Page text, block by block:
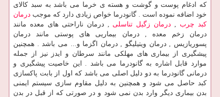
که ادغام پوست و گوشت و هسته ی خرما می باشد به سبد کالای
خود اضافه نموده است . گانودرما خواص زیادی دارد که موجب درمان
کبد چرب
درمان زگیل تناسلی , درمان ناراحتی های معده مانند
درمان زخم معده , درمان بیماریی های پوستی مانند درمان
پسوریازیس , درمان ویتیلیگو , درمان اگزما و... می باشد . همچنین
پیشگیری از بیماری های مهلکی مانند سرطان و ایدز نیز از جمله
موارد قابل اشاره به گانودرما می باشد . این خاصیت پیشگیری و
درمانی گانودرما به دو دلیل اصلی می باشد که اول از بابت پاکسازی
کبد حاصل می شود و همچنین به دلیل مقاوم سازی سیستم ایمنی
بدن بیماری دیگر وارد بدن نمی شود و در صورتی که از قبل در بدن